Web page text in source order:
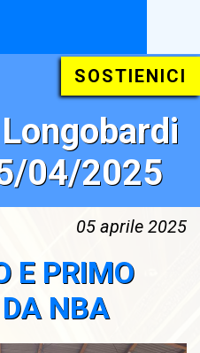
SOSTIENICI
04/2025
05 aprile 2025
E PRIMO
NBA